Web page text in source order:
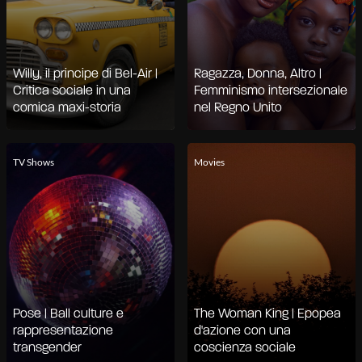
Willy, il principe di Bel-Air |
Critica sociale in una
comica maxi-storia
Ragazza, Donna, Altro |
Femminismo intersezionale
nel Regno Unito
TV Shows
Pose | Ball culture e
rappresentazione
transgender
Movies
The Woman King | Epopea
d'azione con una
coscienza sociale